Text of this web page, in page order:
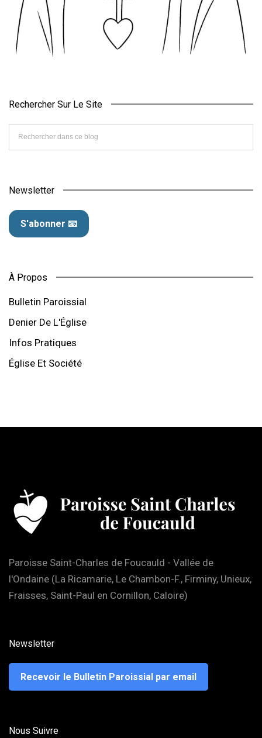
Rechercher Sur Le Site
Newsletter
S'abonner 📧
À Propos
Bulletin Paroissial
Denier De L'Église
Infos Pratiques
Église Et Société
Paroisse Saint-Charles de Foucauld - Vallée de
l'Ondaine (La Ricamarie, Le Chambon-F., Firminy, Unieux,
Fraisses, Saint-Paul en Cornillon, Caloire)
Newsletter
Recevoir le Bulletin Paroissial par email
Nous Suivre